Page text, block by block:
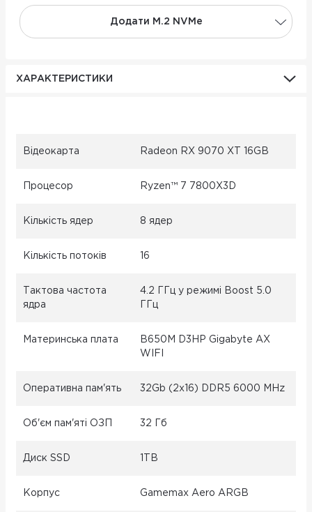
Додати M.2 NVMe
ХАРАКТЕРИСТИКИ
Відеокарта Radeon RX 9070 XT 16GB
Процесор Ryzen™ 7 7800X3D
Кількість ядер 8 ядер
Кількість потоків 16
Тактова частота
ядра
4.2 ГГц у режимі Boost 5.0
ГГц
Материнська плата
B650M D3HP Gigabyte AX
WIFI
Оперативна пам'ять 32Gb (2x16) DDR5 6000 MHz
Об'єм пам'яті ОЗП 32 Гб
Диск SSD 1TB
Корпус Gamemax Aero ARGB